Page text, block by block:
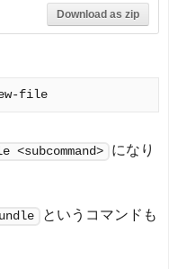
Download as zip
になり
というコマンドも